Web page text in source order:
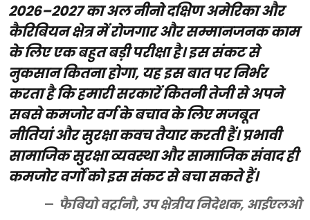
2026–2027 का अल नीनो दक्षिण अमेरिका और
कैरिबियन क्षेत्र में रोजगार और सम्मानजनक काम
के लिए एक बहुत बड़ी परीक्षा है। इस संकट से
नुकसान कितना होगा, यह इस बात पर निर्भर
करता है कि हमारी सरकारें कितनी तेजी से अपने
सबसे कमजोर वर्ग के बचाव के लिए मजबूत
नीतियां और सुरक्षा कवच तैयार करती हैं। प्रभावी
सामाजिक सुरक्षा व्यवस्था और सामाजिक संवाद ही
कमजोर वर्गों को इस संकट से बचा सकते हैं।
फैबियो वर्ट्रानौ, उप क्षेत्रीय निदेशक, आईएलओ